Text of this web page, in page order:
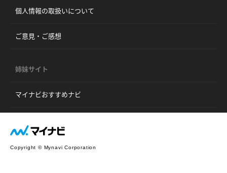
個人情報の取扱いについて
ご意見・ご感想
姉妹サイト
マイナビおすすめナビ
Copyright © Mynavi Corporation